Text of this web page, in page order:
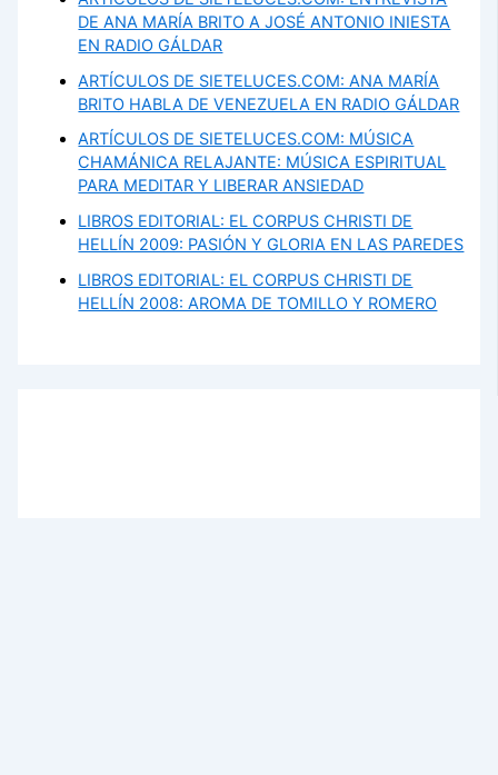
DE ANA MARÍA BRITO A JOSÉ ANTONIO INIESTA
EN RADIO GÁLDAR
ARTÍCULOS DE SIETELUCES.COM: ANA MARÍA
BRITO HABLA DE VENEZUELA EN RADIO GÁLDAR
ARTÍCULOS DE SIETELUCES.COM: MÚSICA
CHAMÁNICA RELAJANTE: MÚSICA ESPIRITUAL
PARA MEDITAR Y LIBERAR ANSIEDAD
LIBROS EDITORIAL: EL CORPUS CHRISTI DE
HELLÍN 2009: PASIÓN Y GLORIA EN LAS PAREDES
LIBROS EDITORIAL: EL CORPUS CHRISTI DE
HELLÍN 2008: AROMA DE TOMILLO Y ROMERO